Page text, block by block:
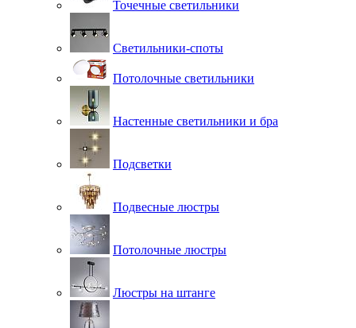
Точечные светильники
Светильники-споты
Потолочные светильники
Настенные светильники и бра
Подсветки
Подвесные люстры
Потолочные люстры
Люстры на штанге